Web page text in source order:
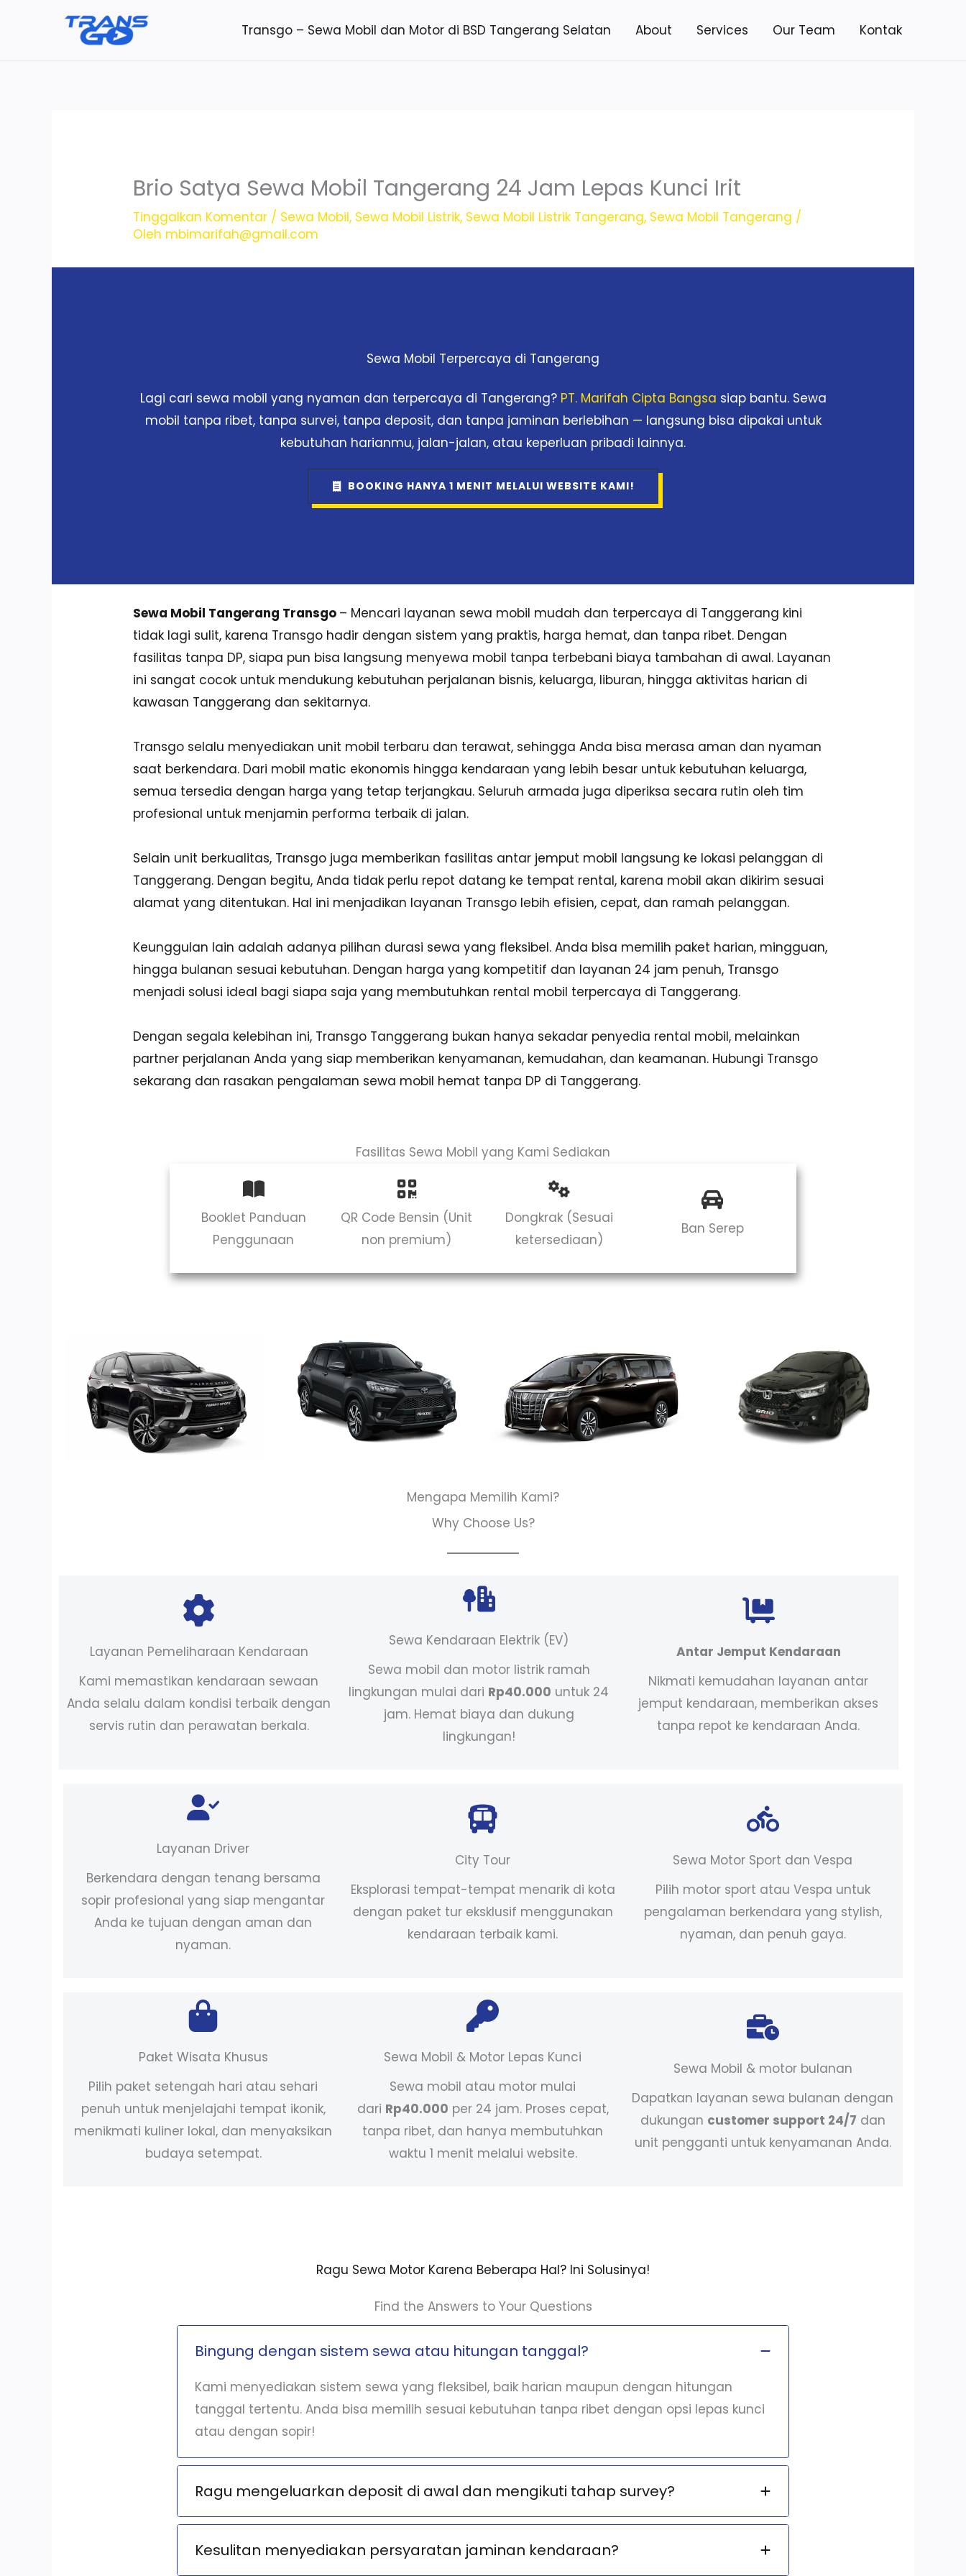
Transgo – Sewa Mobil dan Motor di BSD Tangerang Selatan About Services Our Team Kontak
Brio Satya Sewa Mobil Tangerang 24 Jam Lepas Kunci Irit
Tinggalkan Komentar / Sewa Mobil, Sewa Mobil Listrik, Sewa Mobil Listrik Tangerang, Sewa Mobil Tangerang /
Oleh mbimarifah@gmail.com
Sewa Mobil Terpercaya di Tangerang
Lagi cari sewa mobil yang nyaman dan terpercaya di Tangerang? PT. Marifah Cipta Bangsa siap bantu. Sewa
mobil tanpa ribet, tanpa survei, tanpa deposit, dan tanpa jaminan berlebihan — langsung bisa dipakai untuk
kebutuhan harianmu, jalan-jalan, atau keperluan pribadi lainnya.
BOOKING HANYA 1 MENIT MELALUI WEBSITE KAMI!
Sewa Mobil Tangerang Transgo – Mencari layanan sewa mobil mudah dan terpercaya di Tanggerang kini
tidak lagi sulit, karena Transgo hadir dengan sistem yang praktis, harga hemat, dan tanpa ribet. Dengan
fasilitas tanpa DP, siapa pun bisa langsung menyewa mobil tanpa terbebani biaya tambahan di awal. Layanan
ini sangat cocok untuk mendukung kebutuhan perjalanan bisnis, keluarga, liburan, hingga aktivitas harian di
kawasan Tanggerang dan sekitarnya.
Transgo selalu menyediakan unit mobil terbaru dan terawat, sehingga Anda bisa merasa aman dan nyaman
saat berkendara. Dari mobil matic ekonomis hingga kendaraan yang lebih besar untuk kebutuhan keluarga,
semua tersedia dengan harga yang tetap terjangkau. Seluruh armada juga diperiksa secara rutin oleh tim
profesional untuk menjamin performa terbaik di jalan.
Selain unit berkualitas, Transgo juga memberikan fasilitas antar jemput mobil langsung ke lokasi pelanggan di
Tanggerang. Dengan begitu, Anda tidak perlu repot datang ke tempat rental, karena mobil akan dikirim sesuai
alamat yang ditentukan. Hal ini menjadikan layanan Transgo lebih efisien, cepat, dan ramah pelanggan.
Keunggulan lain adalah adanya pilihan durasi sewa yang fleksibel. Anda bisa memilih paket harian, mingguan,
hingga bulanan sesuai kebutuhan. Dengan harga yang kompetitif dan layanan 24 jam penuh, Transgo
menjadi solusi ideal bagi siapa saja yang membutuhkan rental mobil terpercaya di Tanggerang.
Dengan segala kelebihan ini, Transgo Tanggerang bukan hanya sekadar penyedia rental mobil, melainkan
partner perjalanan Anda yang siap memberikan kenyamanan, kemudahan, dan keamanan. Hubungi Transgo
sekarang dan rasakan pengalaman sewa mobil hemat tanpa DP di Tanggerang.
Fasilitas Sewa Mobil yang Kami Sediakan
Booklet Panduan
Penggunaan
QR Code Bensin (Unit
non premium)
Dongkrak (Sesuai
ketersediaan)
Ban Serep
Mengapa Memilih Kami?
Why Choose Us?
Layanan Pemeliharaan Kendaraan
Kami memastikan kendaraan sewaan
Anda selalu dalam kondisi terbaik dengan
servis rutin dan perawatan berkala.
Sewa Kendaraan Elektrik (EV)
Sewa mobil dan motor listrik ramah
lingkungan mulai dari Rp40.000 untuk 24
jam. Hemat biaya dan dukung
lingkungan!
Antar Jemput Kendaraan
Nikmati kemudahan layanan antar
jemput kendaraan, memberikan akses
tanpa repot ke kendaraan Anda.
Layanan Driver
Berkendara dengan tenang bersama
sopir profesional yang siap mengantar
Anda ke tujuan dengan aman dan
nyaman.
City Tour
Eksplorasi tempat-tempat menarik di kota
dengan paket tur eksklusif menggunakan
kendaraan terbaik kami.
Sewa Motor Sport dan Vespa
Pilih motor sport atau Vespa untuk
pengalaman berkendara yang stylish,
nyaman, dan penuh gaya.
Paket Wisata Khusus
Pilih paket setengah hari atau sehari
penuh untuk menjelajahi tempat ikonik,
menikmati kuliner lokal, dan menyaksikan
budaya setempat.
Sewa Mobil & Motor Lepas Kunci
Sewa mobil atau motor mulai
dari Rp40.000 per 24 jam. Proses cepat,
tanpa ribet, dan hanya membutuhkan
waktu 1 menit melalui website.
Sewa Mobil & motor bulanan
Dapatkan layanan sewa bulanan dengan
dukungan customer support 24/7 dan
unit pengganti untuk kenyamanan Anda.
Ragu Sewa Motor Karena Beberapa Hal? Ini Solusinya!
Find the Answers to Your Questions
Bingung dengan sistem sewa atau hitungan tanggal?
Kami menyediakan sistem sewa yang fleksibel, baik harian maupun dengan hitungan
tanggal tertentu. Anda bisa memilih sesuai kebutuhan tanpa ribet dengan opsi lepas kunci
atau dengan sopir!
Ragu mengeluarkan deposit di awal dan mengikuti tahap survey?
Kesulitan menyediakan persyaratan jaminan kendaraan?